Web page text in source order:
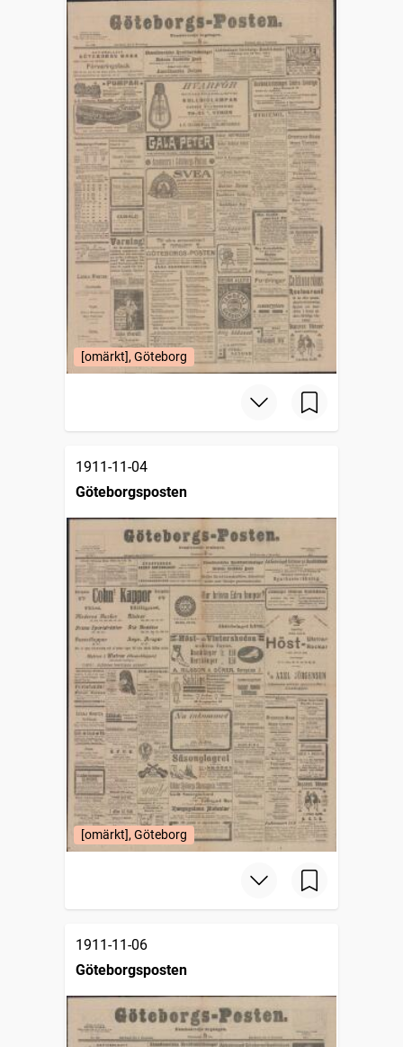
[omärkt], Göteborg
1911-11-04
Göteborgsposten
[omärkt], Göteborg
1911-11-06
Göteborgsposten